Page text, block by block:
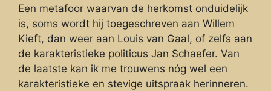
Een metafoor waarvan de herkomst onduidelijk
is, soms wordt hij toegeschreven aan Willem
Kieft, dan weer aan Louis van Gaal, of zelfs aan
de karakteristieke politicus Jan Schaefer. Van
de laatste kan ik me trouwens nóg wel een
karakteristieke en stevige uitspraak herinneren.